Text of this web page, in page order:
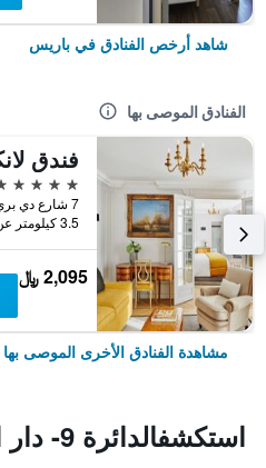
شاهد أرخص الفنادق في باريس
الفنادق الموصى بها
5 نجوم
7 شارع دي بري, باريس, فرنسا
3.5 كيلومتر عن وسط المدينة
2,095 ﷼
مشاهدة الفنادق الأخرى الموصى بها
استكشفالدائرة 9- دار الأوبرا, باريس